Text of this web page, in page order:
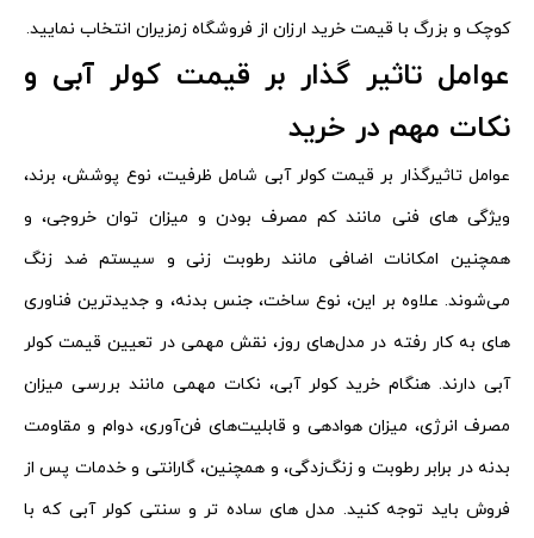
کوچک و بزرگ با قیمت خرید ارزان از فروشگاه زمزیران انتخاب نمایید.
عوامل تاثیر گذار بر قیمت کولر آبی و
نکات مهم در خرید
عوامل تاثیرگذار بر قیمت کولر آبی شامل ظرفیت، نوع پوشش، برند،
ویژگی‌ های فنی مانند کم مصرف بودن و میزان توان خروجی، و
همچنین امکانات اضافی مانند رطوبت‌ زنی و سیستم ضد زنگ
می‌شوند. علاوه بر این، نوع ساخت، جنس بدنه، و جدیدترین فناوری‌
های به کار رفته در مدل‌های روز، نقش مهمی در تعیین قیمت کولر
آبی دارند. هنگام خرید کولر آبی، نکات مهمی مانند بررسی میزان
مصرف انرژی، میزان هوادهی و قابلیت‌های فن‌آوری، دوام و مقاومت
بدنه در برابر رطوبت و زنگ‌زدگی، و همچنین، گارانتی و خدمات پس از
فروش باید توجه کنید. مدل‌ های ساده‌ تر و سنتی کولر آبی که با